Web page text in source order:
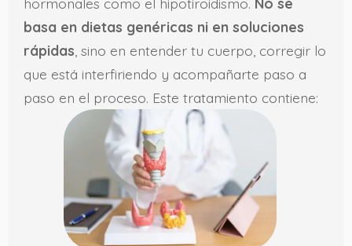
basa en dietas genéricas ni en soluciones
rápidas , sino en entender tu cuerpo, corregir lo
que está interfiriendo y acompañarte paso a
paso en el proceso. Este tratamiento contiene: